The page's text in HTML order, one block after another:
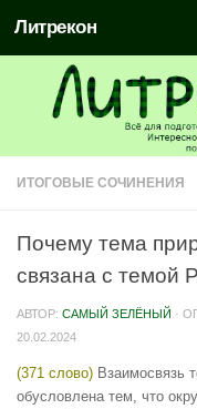
Литрекон
ИТОГОВЫЕ СОЧИНЕНИЯ
Почему тема
связана с темой
АВТОР: САМЫЙ ЗЕЛЁНЫЙ ·
20.02.2024
(371 слово) Взаимосвязь
обусловлена тем, что